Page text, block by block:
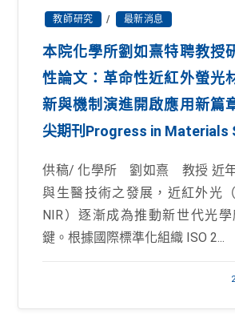
教師研究 / 最新消息
本院化學所劉如熹特聘教授
性論文：革命性近紅外螢光
新與機制演進開啟應用新篇
尖期刊Progress in Materials
供稿/ 化學所 劉如熹 教授 近
與生醫技術之發展，近紅外光
NIR）逐漸成為推動新世代光
鍵。根據國際標準化組織 ISO 2...